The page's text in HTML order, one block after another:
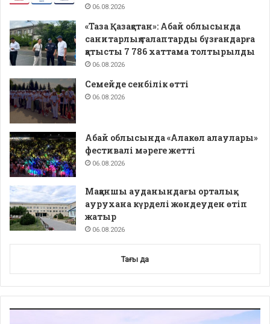
06.08.2026
«Таза Қазақстан»: Абай облысында
санитарлық талаптарды бұзғандарға
қатысты 7 786 хаттама толтырылды
06.08.2026
Семейде сенбілік өтті
06.08.2026
Абай облысында «Алакөл алаулары»
фестивалі мәреге жетті
06.08.2026
Мақаншы ауданындағы орталық
аурухана күрделі жөндеуден өтіп
жатыр
06.08.2026
Тағы да